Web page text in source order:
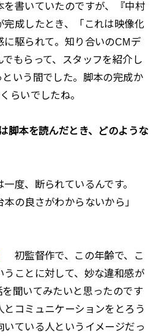
を書いていたのですが、『中村
完成したとき、「これは映像化
に駆られて。知り合いのCMデ
もらって、スタッフを紹介し
いう間でした。脚本の完成か
らいでしたね。
脚本を読んだとき、どのような
度、断られているんです。
本の良さがわからないから」
初監督作で、この年齢で、こ
うことに対して、妙な違和感が
聞いてみたいと思ったのです
とコミュニケーションをとろう
いている人というイメージだっ